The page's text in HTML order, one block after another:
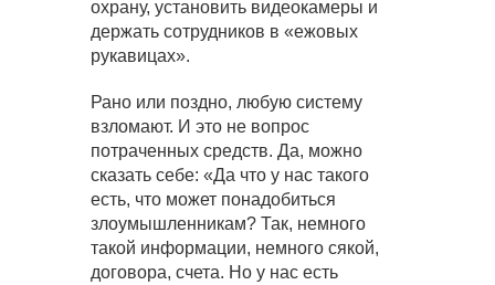
охрану, установить видеокамеры и
держать сотрудников в «ежовых
рукавицах».
Рано или поздно, любую систему
взломают. И это не вопрос
потраченных средств. Да, можно
сказать себе: «Да что у нас такого
есть, что может понадобиться
злоумышленникам? Так, немного
такой информации, немного сякой,
договора, счета. Но у нас есть